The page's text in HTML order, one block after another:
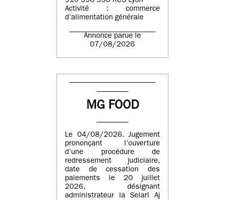
Activité : commerce
d’alimentation générale
Annonce parue le
07/08/2026
MG FOOD
Le 04/08/2026. Jugement
prononçant l’ouverture
d’une procédure de
redressement judiciaire,
date de cessation des
paiements le 20 juillet
2026, désignant
administrateur la Selarl Aj